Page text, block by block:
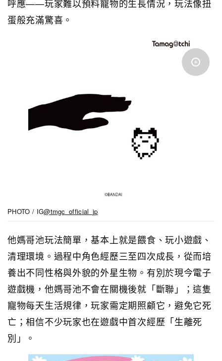
呼應——玩家難以預料寵物的生長情況，玩法像扭
蛋般充滿驚喜。
PHOTO / IG@tmgc_official_jp
他媽哥池玩法簡單，基本上就是餵食、玩小遊戲、
清理環境。過程中角色經歷三至四次成長，從而培
養出不同性格與外貌的外星生物。有別於現今電子
遊戲機，他媽哥池不會在關機後就「斷聯」；這隻
寵物每天生活規律，玩家需定期照顧它，避免它死
亡；相信不少玩家也在遊戲中首次經歷「生離死
別」。